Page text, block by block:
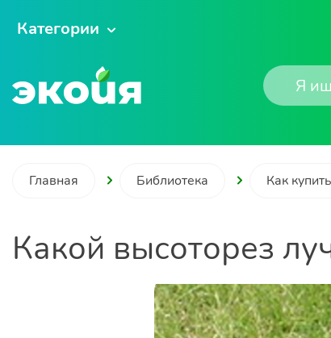
Категории
Главная Библиотека Как
Какой высоторез